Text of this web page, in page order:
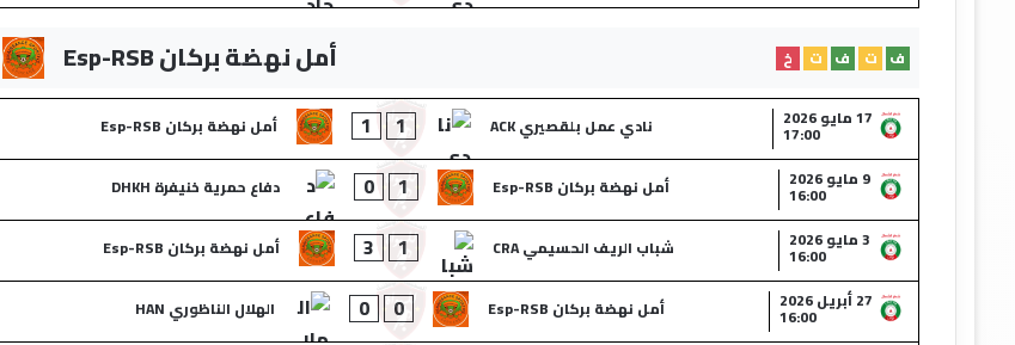
أمل نهضة بركان Esp-RSB ف ت ف ت خ
17 مايو 2026
17:00 نادي عمل بلقصيري ACK 1
1
أمل نهضة بركان Esp-RSB
9 مايو 2026
16:00 أمل نهضة بركان Esp-RSB 1
0
دفاع حمرية خنيفرة DHKH
3 مايو 2026
16:00 شباب الريف الحسيمي CRA 1
3
أمل نهضة بركان Esp-RSB
27 أبريل 2026
16:00 أمل نهضة بركان Esp-RSB 0
0
الهلال الناظوري HAN